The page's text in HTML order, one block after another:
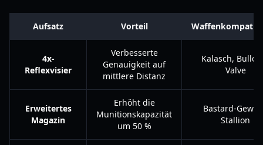
Aufsatz Vorteil
4x-
Reflexvisier
Verbesserte
Genauigkeit auf
mittlere Distanz
Kalasch,
Valve
Erweitertes
Magazin
Erhöht die
Munitionskapazität
um 50 %
Bastard-
Stallion